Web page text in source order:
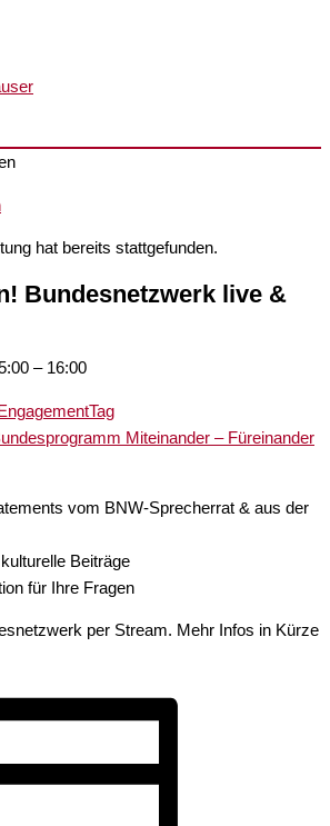
hat bereits stattgefunden.
Bundesnetzwerk live &
– 16:00
Miteinander – Füreinander
vom BNW-Sprecherrat & aus der
Beiträge
für Ihre Fragen
per Stream. Mehr Infos in Kürze